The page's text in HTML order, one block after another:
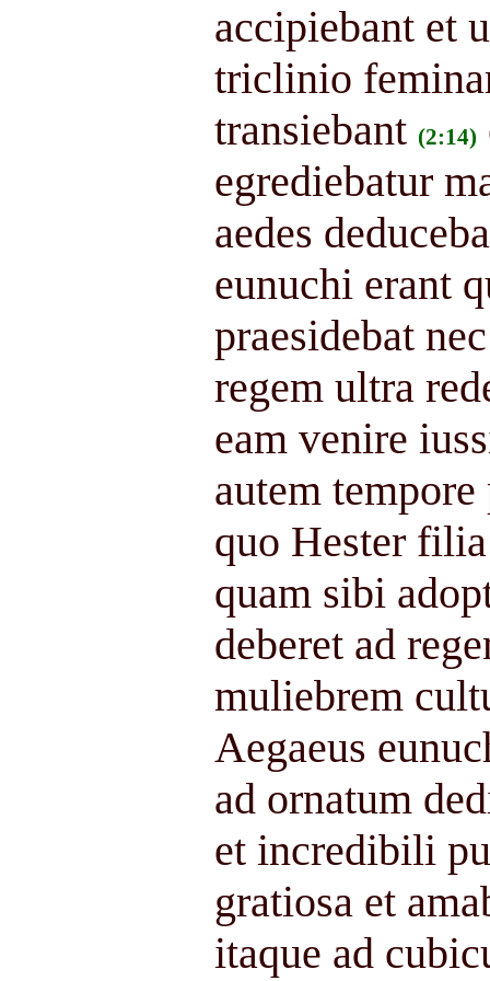
accipiebant et
triclinio
transiebant (2:14)
egrediebatur
aedes
eunuchi erant
praesidebat
regem ultra
eam venire
autem
quo Hester
quam sibi
deberet ad
muliebrem
Aegaeus
ad ornatum
et incredibili
gratiosa et
itaque ad